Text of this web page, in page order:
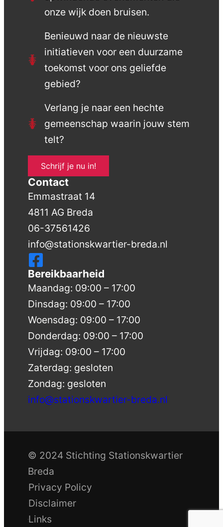
onze wijk doen bruisen.
Benieuwd naar de nieuwste
initiatieven voor een duurzame
toekomst voor ons geliefde
gebied?
Verlang je naar een hechte
gemeenschap waarin jouw stem
telt?
Schrijf je nu in!
Contact
Emmastraat 14
4811 AG Breda
06-37561426
info@stationskwartier-breda.nl
Bereikbaarheid
Maandag: 09:00 – 17:00
Dinsdag: 09:00 – 17:00
Woensdag: 09:00 – 17:00
Donderdag: 09:00 – 17:00
Vrijdag: 09:00 – 17:00
Zaterdag: gesloten
Zondag: gesloten
info@stationskwartier-breda.nl
© 2024 Stichting Stationskwartier
Breda
Privacy Policy
Disclaimer
Links